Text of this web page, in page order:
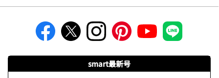
smart最新号